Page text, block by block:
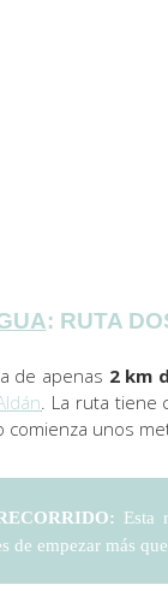
: RUTA
de apenas 2 km
. La ruta tiene
comienza unos
Esta
de empezar más